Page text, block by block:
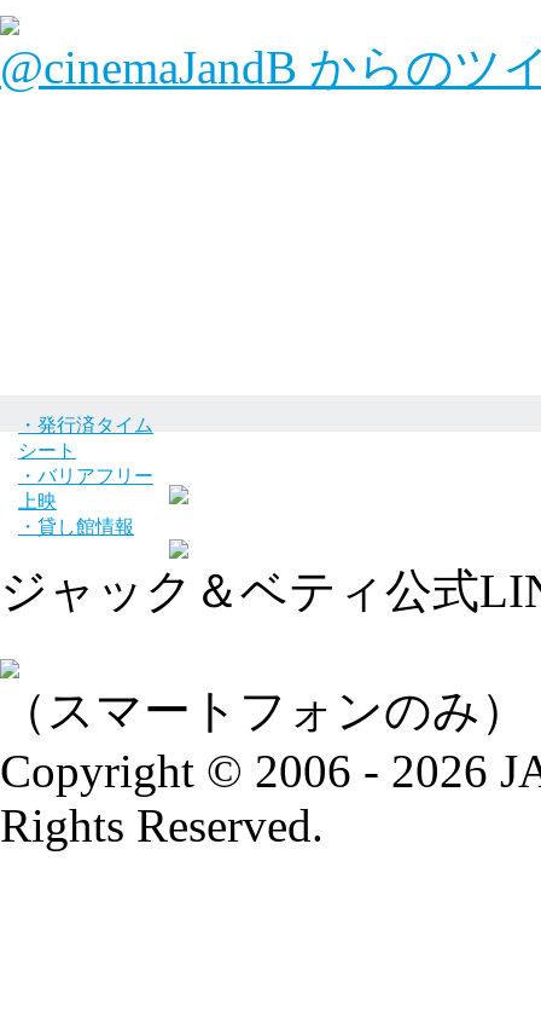
@cinemaJandB からのツ
・発行済タイム
シート
・バリアフリー
上映
・貸し館情報
ジャック＆ベティ公式
（スマートフォンのみ）
Copyright © 2006 - 2026
Rights Reserved.